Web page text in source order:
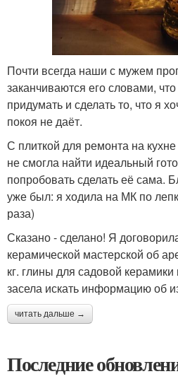
Почти всегда наши с мужем
заканчиваются его словами,
придумать и сделать то, что я
покоя не даёт.
С плиткой для ремонта на
не смогла найти идеальный
попробовать сделать её сама.
уже был: я ходила на МК по
раза)
Сказано - сделано! Я
керамической мастерской об
кг. глины для садовой
засела искать информацию об
читать дальше →
Последние